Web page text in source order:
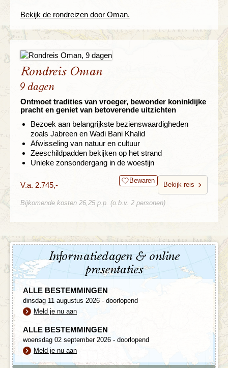
Bekijk de rondreizen door Oman.
Rondreis Oman
9 dagen
Ontmoet tradities van vroeger, bewonder koninklijke
pracht en geniet van betoverende uitzichten
Bezoek aan belangrijkste bezienswaardigheden
zoals Jabreen en Wadi Bani Khalid
Afwisseling van natuur en cultuur
Zeeschildpadden bekijken op het strand
Unieke zonsondergang in de woestijn
V.a. 2.745,- Bewaren
Bekijk reis
Bijkomende kosten 26,25 p.p. (o.b.v. 2 personen)
Informatiedagen & online
presentaties
ALLE BESTEMMINGEN
dinsdag 11 augustus 2026 - doorlopend
Meld je nu aan
ALLE BESTEMMINGEN
woensdag 02 september 2026 - doorlopend
Meld je nu aan